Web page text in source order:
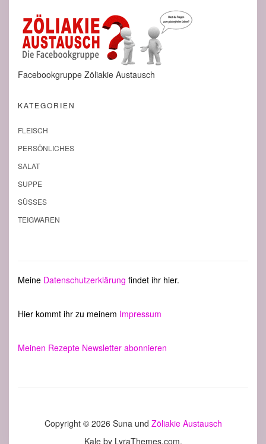
Facebookgruppe Zöliakie Austausch
KATEGORIEN
FLEISCH
PERSÖNLICHES
SALAT
SUPPE
SÜSSES
TEIGWAREN
Meine Datenschutzerklärung findet ihr hier.
Hier kommt ihr zu meinem Impressum
Meinen Rezepte Newsletter abonnieren
Copyright © 2026 Suna und Zöliakie Austausch
Kaleby LyraThemes.com.